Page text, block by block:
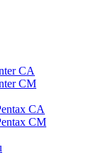
CA
CM
CA
CM